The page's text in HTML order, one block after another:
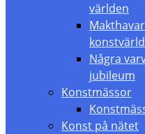
världen
Några
jubileum
Konstmässor
Konst på nätet